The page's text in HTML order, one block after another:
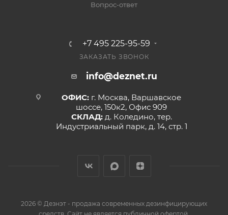
Вопрос-ответ
+7 495 225-95-59
ЗАКАЗАТЬ ЗВОНОК
info@deznet.ru
ОФИС: г. Москва, Варшавское
шоссе, 150к2, Офис 909
СКЛАД: д. Коледино, тер.
Индустриальный парк, д. 14, стр. 1
2026 © Дезнэт - продажа современных дезинфицирующих